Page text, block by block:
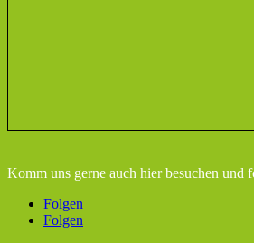
Komm uns gerne auch hier besuchen und
Folgen
Folgen